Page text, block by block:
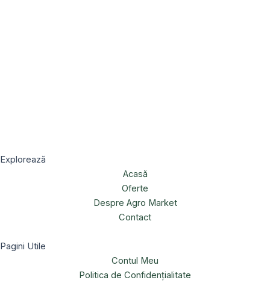
Explorează
Acasă
Oferte
Despre Agro Market
Contact
Pagini Utile
Contul Meu
Politica de Confidențialitate